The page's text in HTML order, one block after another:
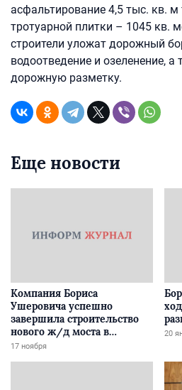
асфальтирование 4,5 тыс. кв.
тротуарной плитки – 1045 кв.
строители уложат дорожный
водоотведение и озеленение, а
дорожную разметку.
Еще новости
Компания Бориса
Ушеровича успешно
завершила строительство
нового ж/д моста в
Забайкалье
17 ноября
20